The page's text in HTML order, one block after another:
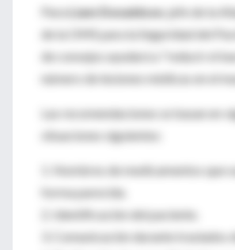
ParaLiam Donaldson, jefe de la
de la OMS para la Seguridad del
de consejos ayudará a "reducir el
número de lesiones médicas en el
Las recomendaciones se basan en
situaciones siguientes:
1. Nombres de medicamentos que
forma parecida.
2. Identificación del paciente.
3. Comunicación durante traslados